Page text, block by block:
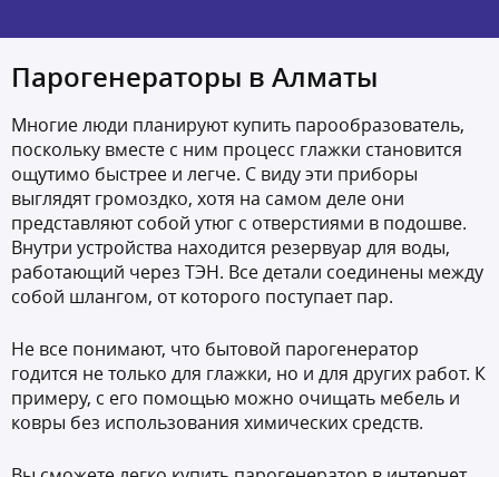
Парогенераторы в Алматы
Многие люди планируют купить парообразователь,
поскольку вместе с ним процесс глажки становится
ощутимо быстрее и легче. С виду эти приборы
выглядят громоздко, хотя на самом деле они
представляют собой утюг с отверстиями в подошве.
Внутри устройства находится резервуар для воды,
работающий через ТЭН. Все детали соединены между
собой шлангом, от которого поступает пар.
Не все понимают, что бытовой парогенератор
годится не только для глажки, но и для других работ. К
примеру, с его помощью можно очищать мебель и
ковры без использования химических средств.